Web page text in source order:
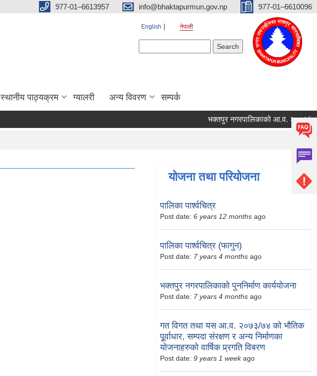
977-01–6613957 info@bhaktapurmun.gov.np 977-01–6610096
English नेपाली
स्थानीय पाठ्यक्रम ग्यालरी अन्य विवरण सम्पर्क
भक्तपुर नगरपालिकाको आ.व. २०८३/८४
योजना तथा परियोजना
पालिका पार्श्वचित्र
Post date: 6 years 12 months ago
पालिका पार्श्वचित्र (फागुन)
Post date: 7 years 4 months ago
भक्तपुर नगरपालिकाको पुननिर्माण कार्ययोजना
Post date: 7 years 4 months ago
गत विगत तथा यस आ.व. २०७३/७४ को भौतिक
पूूर्वाधार, सम्पदा संरक्षण र अन्य निर्माणका
योजनाहरुको वार्षिक प्र्रगति विबरण
Post date: 9 years 1 weekago